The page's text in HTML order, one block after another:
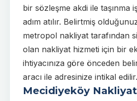
bir sözleşme akdi ile taşınma
adım atılır. Belirtmiş
metropol nakliyat tarafından
olan nakliyat hizmeti için bir
ihtiyacınıza göre önceden
aracı ile adresinize intikal edilir.
Mecidiyeköy Nakliyat